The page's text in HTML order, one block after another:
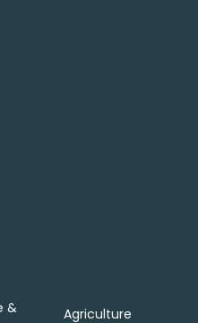
& Agriculture